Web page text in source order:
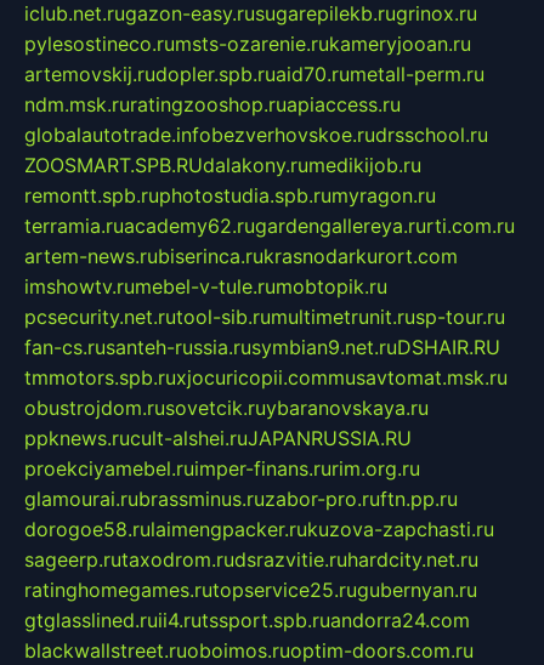
iclub.net.rugazon-easy.rusugarepilekb.rugrinox.ru
pylesostineco.rumsts-ozarenie.rukameryjooan.ru
artemovskij.rudopler.spb.ruaid70.rumetall-perm.ru
ndm.msk.ruratingzooshop.ruapiaccess.ru
globalautotrade.infobezverhovskoe.rudrsschool.ru
ZOOSMART.SPB.RUdalakony.rumedikijob.ru
remontt.spb.ruphotostudia.spb.rumyragon.ru
terramia.ruacademy62.rugardengallereya.rurti.com.ru
artem-news.rubiserinca.rukrasnodarkurort.com
imshowtv.rumebel-v-tule.rumobtopik.ru
pcsecurity.net.rutool-sib.rumultimetrunit.rusp-tour.ru
fan-cs.rusanteh-russia.rusymbian9.net.ruDSHAIR.RU
tmmotors.spb.ruxjocuricopii.commusavtomat.msk.ru
obustrojdom.rusovetcik.ruybaranovskaya.ru
ppknews.rucult-alshei.ruJAPANRUSSIA.RU
proekciyamebel.ruimper-finans.rurim.org.ru
glamourai.rubrassminus.ruzabor-pro.ruftn.pp.ru
dorogoe58.rulaimengpacker.rukuzova-zapchasti.ru
sageerp.rutaxodrom.rudsrazvitie.ruhardcity.net.ru
ratinghomegames.rutopservice25.rugubernyan.ru
gtglasslined.ruii4.rutssport.spb.ruandorra24.com
blackwallstreet.ruoboimos.ruoptim-doors.com.ru